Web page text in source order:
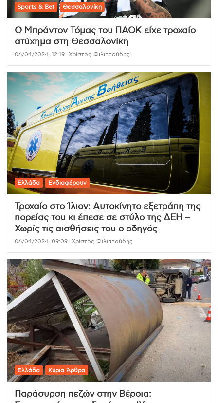
Sports & Bet Θεσσαλονίκη
Ο Μπράντον Τόμας του ΠΑΟΚ είχε τροχαίο
ατύχημα στη Θεσσαλονίκη
06/04/2024, 12:19 Χρίστος Φιλιππούδης
Ελλάδα Ενδιαφέρουν
Τροχαίο στο Ίλιον: Αυτοκίνητο εξετράπη της
πορείας του κι έπεσε σε στύλο της ΔΕΗ –
Χωρίς τις αισθήσεις του ο οδηγός
06/04/2024, 09:09 Χρίστος Φιλιππούδης
Ελλάδα Κύρια Άρθρα
Παράσυρση πεζών στην Βέροια: